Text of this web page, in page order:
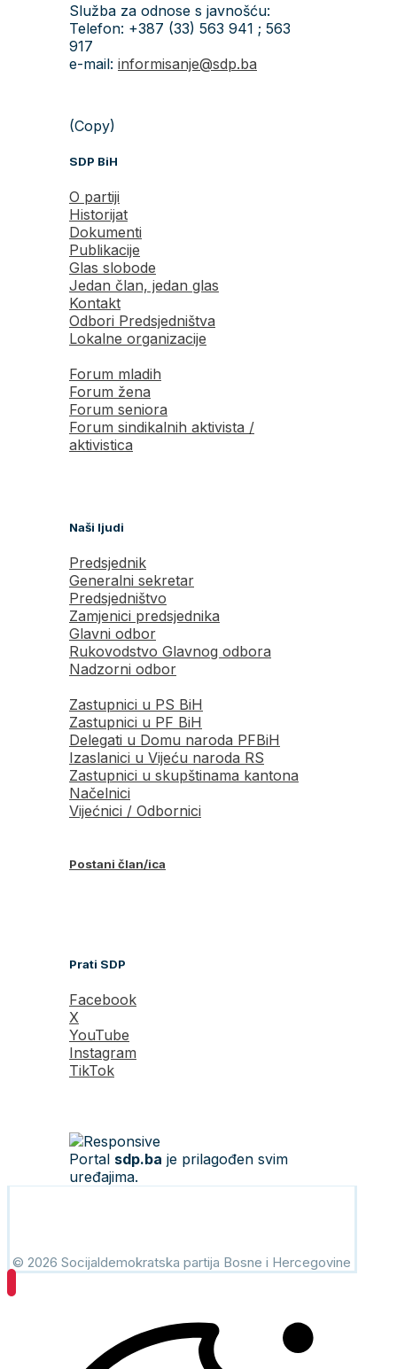
Služba za odnose s javnošću:
Telefon: +387 (33) 563 941 ; 563
917
e-mail: informisanje@sdp.ba
(Copy)
SDP BiH
O partiji
Historijat
Dokumenti
Publikacije
Glas slobode
Jedan član, jedan glas
Kontakt
Odbori Predsjedništva
Lokalne organizacije
Forum mladih
Forum žena
Forum seniora
Forum sindikalnih aktivista /
aktivistica
Naši ljudi
Predsjednik
Generalni sekretar
Predsjedništvo
Zamjenici predsjednika
Glavni odbor
Rukovodstvo Glavnog odbora
Nadzorni odbor
Zastupnici u PS BiH
Zastupnici u PF BiH
Delegati u Domu naroda PFBiH
Izaslanici u Vijeću naroda RS
Zastupnici u skupštinama kantona
Načelnici
Vijećnici / Odbornici
Postani član/ica
Prati SDP
Facebook
X
YouTube
Instagram
TikTok
Portal sdp.ba je prilagođen svim
uređajima.
© 2026 Socijaldemokratska partija Bosne i Hercegovine